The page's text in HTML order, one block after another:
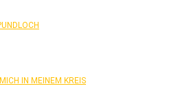
IN MEINEM KREIS